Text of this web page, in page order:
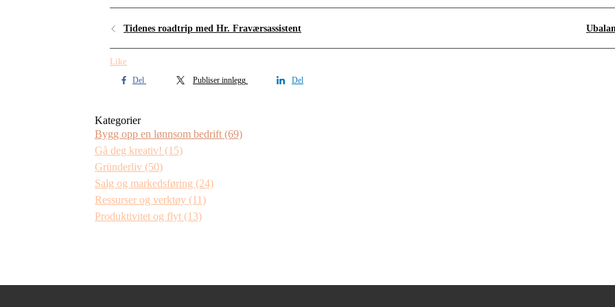
Tidenes roadtrip med Hr. Fraværsassistent
Like
Del Publiser innlegg Del
Kategorier
Bygg opp en lønnsom bedrift (69)
Gå deg kreativ! (15)
Gründerliv (50)
Salg og markedsføring (24)
Ressurser og verktøy (11)
Produktivitet og flyt (13)